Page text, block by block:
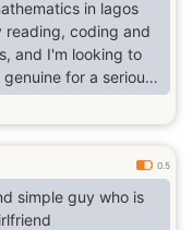
in lagos
reading, coding and
and I'm looking to
for a serious
describe myself as
ambitious
0.5
simple guy who is